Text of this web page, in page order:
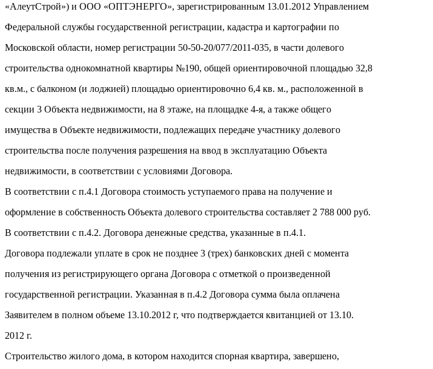
«АлеутСтрой») и ООО «ОПТЭНЕРГО», зарегистрированным 13.01.2012 Управлением
Федеральной службы государственной регистрации, кадастра и картографии по
Московской области, номер регистрации 50-50-20/077/2011-035, в части долевого
строительства однокомнатной квартиры №190, общей ориентировочной площадью 32,8
кв.м., с балконом (и лоджией) площадью ориентировочно 6,4 кв. м., расположенной в
секции 3 Объекта недвижимости, на 8 этаже, на площадке 4-я, а также общего
имущества в Объекте недвижимости, подлежащих передаче участнику долевого
строительства после получения разрешения на ввод в эксплуатацию Объекта
недвижимости, в соответствии с условиями Договора.
В соответствии с п.4.1 Договора стоимость уступаемого права на получение и
оформление в собственность Объекта долевого строительства составляет 2 788 000 руб.
В соответствии с п.4.2. Договора денежные средства, указанные в п.4.1.
Договора подлежали уплате в срок не позднее 3 (трех) банковских дней с момента
получения из регистрирующего органа Договора с отметкой о произведенной
государственной регистрации. Указанная в п.4.2 Договора сумма была оплачена
Заявителем в полном объеме 13.10.2012 г, что подтверждается квитанцией от 13.10.
2012 г.
Строительство жилого дома, в котором находится спорная квартира, завершено,